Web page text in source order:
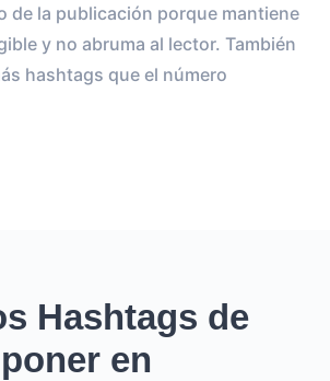
de la publicación porque mantiene
y no abruma al lector. También
hashtags que el número
Hashtags de
en